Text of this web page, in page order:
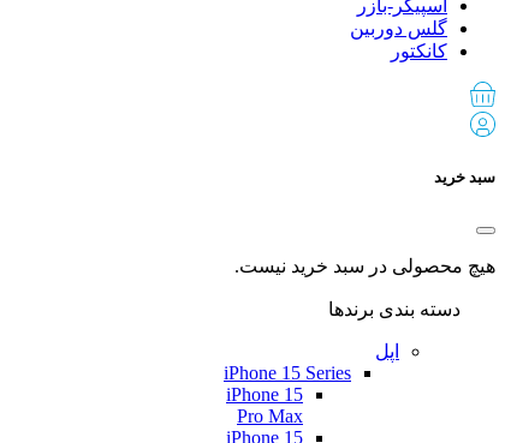
اسپیکر-بازر
گلس دوربین
کانکتور
سبد خرید
هیچ محصولی در سبد خرید نیست.
دسته بندی برندها
اپل
iPhone 15 Series
iPhone 15
Pro Max
iPhone 15